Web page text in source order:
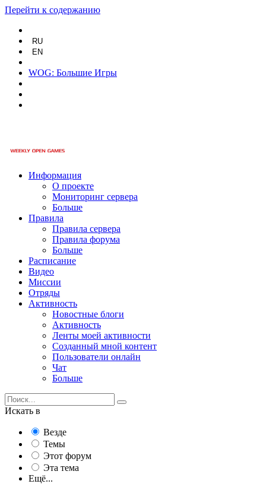
Перейти к содержанию
RU
EN
WOG: Большие Игры
Информация
О проекте
Мониторинг сервера
Больше
Правила
Правила сервера
Правила форума
Больше
Расписание
Видео
Миссии
Отряды
Активность
Новостные блоги
Активность
Ленты моей активности
Созданный мной контент
Пользователи онлайн
Чат
Больше
Искать в
Везде
Темы
Этот форум
Эта тема
Ещё...